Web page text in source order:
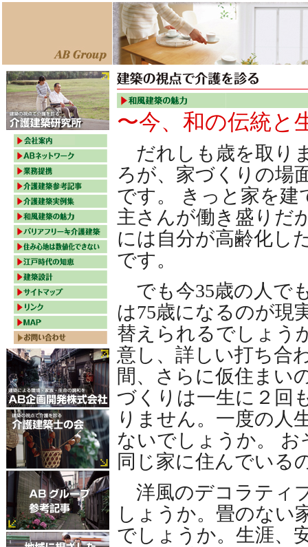
〜今、和の伝統と
だれしも歳を取り
ろが、家づくりの場
です。 きっと家を
主さんが働き盛りだ
には自分が高齢化し
です。
でも今35歳の人で
は75歳になるのが現
替えられるでしょう
意し、詳しい打ち合
間、さらに仮住まい
づくりは一生に２回
りません。一度の人
ないでしょうか。 お
同じ家に住んでいる
洋風のデコラティ
しょうか。畳のない
でしょうか。生涯、